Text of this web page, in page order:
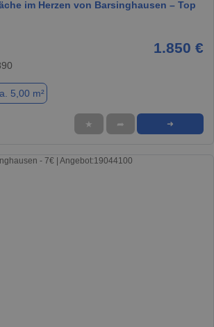
im Herzen von Barsinghausen – Top
1.850 €
5,00 m²
★ ➦ ➜